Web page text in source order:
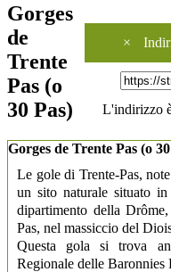
×
L'indirizzo
Gorges
de
Trente
Pas (o
30 Pas)
Gorges de Trente Pas (o
Le gole di Trente-Pas,
un sito naturale situato
dipartimento della
Pas, nel massiccio del
Questa gola si trova
Regionale delle Baronnies